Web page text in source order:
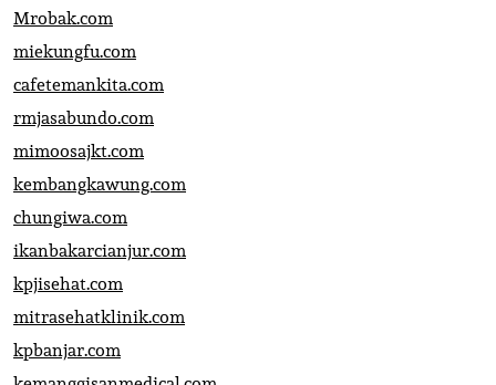
Mrobak.com
miekungfu.com
cafetemankita.com
rmjasabundo.com
mimoosajkt.com
kembangkawung.com
chungiwa.com
ikanbakarcianjur.com
kpjisehat.com
mitrasehatklinik.com
kpbanjar.com